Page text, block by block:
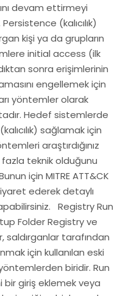
devam ettirmeyi
(kalıcılık)
kişi ya da grupların
initial access (ilk
sonra erişimlerinin
engellemek için
yöntemler olarak
Hedef sistemlerde
sağlamak için
araştırdığınız
teknik olduğunu
için MITRE ATT&CK
ederek detaylı
Registry Run
Folder Registry ve
saldırganlar tarafından
için kullanılan eski
biridir. Run
bir giriş eklemek veya